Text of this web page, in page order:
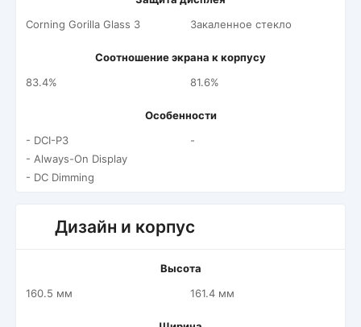
Corning Gorilla Glass 3
Закаленное стекло
Соотношение экрана к корпусу
83.4%
81.6%
Особенности
- DCI-P3
- Always-On Display
- DC Dimming
-
Дизайн и корпус
Высота
160.5 мм
161.4 мм